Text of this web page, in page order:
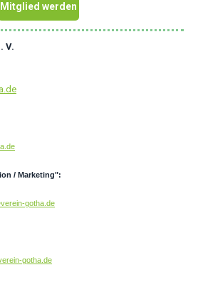
Mitglied werden
V.
/ Marketing":
gotha.de
gotha.de